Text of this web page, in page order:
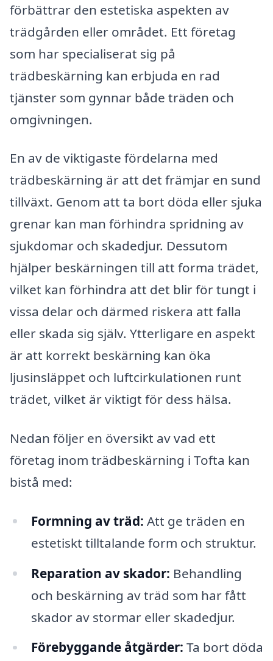
förbättrar den estetiska aspekten av
trädgården eller området. Ett företag
som har specialiserat sig på
trädbeskärning kan erbjuda en rad
tjänster som gynnar både träden och
omgivningen.
En av de viktigaste fördelarna med
trädbeskärning är att det främjar en sund
tillväxt. Genom att ta bort döda eller sjuka
grenar kan man förhindra spridning av
sjukdomar och skadedjur. Dessutom
hjälper beskärningen till att forma trädet,
vilket kan förhindra att det blir för tungt i
vissa delar och därmed riskera att falla
eller skada sig själv. Ytterligare en aspekt
är att korrekt beskärning kan öka
ljusinsläppet och luftcirkulationen runt
trädet, vilket är viktigt för dess hälsa.
Nedan följer en översikt av vad ett
företag inom trädbeskärning i Tofta kan
bistå med:
Formning av träd: Att ge träden en
estetiskt tilltalande form och struktur.
Reparation av skador: Behandling
och beskärning av träd som har fått
skador av stormar eller skadedjur.
Förebyggande åtgärder: Ta bort döda